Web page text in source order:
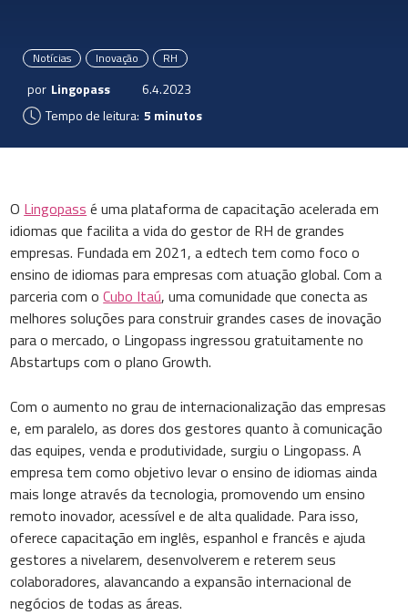
Notícias Inovação RH
por Lingopass
6.4.2023
Tempo de leitura: 5 minutos
O Lingopass é uma plataforma de capacitação acelerada em
idiomas que facilita a vida do gestor de RH de grandes
empresas. Fundada em 2021, a edtech tem como foco o
ensino de idiomas para empresas com atuação global. Com a
parceria com oCubo Itaú, uma comunidade que conecta as
melhores soluções para construir grandes cases de inovação
para o mercado, o Lingopass ingressou gratuitamente no
Abstartups com o plano Growth.
Com o aumento no grau de internacionalização das empresas
e, em paralelo, as dores dos gestores quanto à comunicação
das equipes, venda e produtividade, surgiu o Lingopass. A
empresa tem como objetivo levar o ensino de idiomas ainda
mais longe através da tecnologia, promovendo um ensino
remoto inovador, acessível e de alta qualidade. Para isso,
oferece capacitação em inglês, espanhol e francês e ajuda
gestores a nivelarem, desenvolverem e reterem seus
colaboradores, alavancando a expansão internacional de
negócios de todas as áreas.